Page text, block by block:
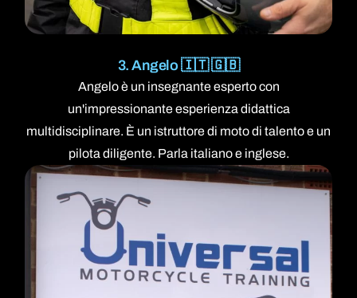
3. Angelo 🇮🇹 🇬🇧
Angelo è un insegnante esperto con
un'impressionante esperienza didattica
multidisciplinare. È un istruttore di moto di talento e un
pilota diligente. Parla italiano e inglese.